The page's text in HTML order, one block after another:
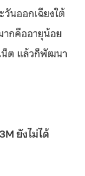
นออกเฉียงใต้
ากคืออายุน้อย
น็ต แล้วก็พัฒนา
ยังไม่ได้